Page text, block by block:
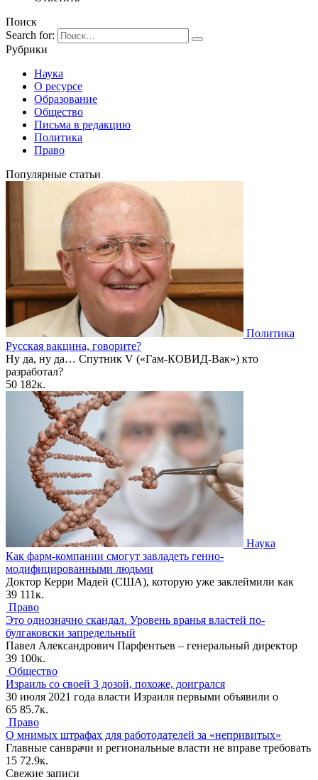
Поиск
Search for:
Рубрики
Наука
О ресурсе
Образование
Общество
Письма в редакцию
Политика
Право
Популярные статьи
Политика
Русская вакцина, говорите?
Ну да, ну да… Спутник V («Гам-КОВИД-Вак») кто
разработал?
50 182к.
Наука
Как фарм-компании смогут завладеть генно-
модифицированными людьми
Доктор Керри Мадей (США), которую уже заклеймили как
39 111к.
Право
Это однозначно скандал. Уровень вранья властей по-
булгаковски запредельный
Павел Александрович Парфентьев – генеральный директор
39 100к.
Общество
Израиль со своей 3 дозой, похоже, доигрался
30 июля 2021 года власти Израиля первыми объявили о
65 85.7к.
Право
О мнимых штрафах для работодателей за «непривитых»
Главные санврачи и региональные власти не вправе требовать
15 72.9к.
Свежие записи